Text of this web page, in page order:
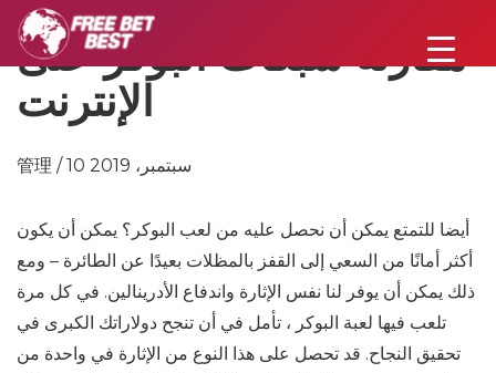
مقارنة شبكات البوكر على
الإنترنت
管理 / 10 سبتمبر، 2019
أيضا للتمتع يمكن أن نحصل عليه من لعب البوكر؟ يمكن أن يكون
أكثر أمانًا من السعي إلى القفز بالمظلات بعيدًا عن الطائرة – ومع
ذلك يمكن أن يوفر لنا نفس الإثارة واندفاع الأدرينالين. في كل مرة
تلعب فيها لعبة البوكر ، تأمل في أن تنجح دولاراتك الكبرى في
تحقيق النجاح. قد تحصل على هذا النوع من الإثارة في واحدة من